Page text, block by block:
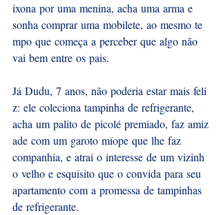
ixona por uma menina, acha uma arma e
sonha comprar uma mobilete, ao mesmo te
mpo que começa a perceber que algo não
vai bem entre os pais.
Já Dudu, 7 anos, não poderia estar mais feli
z: ele coleciona tampinha de refrigerante,
acha um palito de picolé premiado, faz amiz
ade com um garoto míope que lhe faz
companhia, e atrai o interesse de um vizinh
o velho e esquisito que o convida para seu
apartamento com a promessa de tampinhas
de refrigerante.